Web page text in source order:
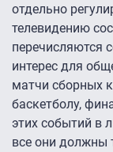
отдельно
телевидению
перечисляются
интерес для
матчи сборных
баскетболу,
этих событий в
все они должны